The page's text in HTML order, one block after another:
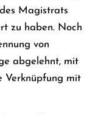
Magistrats
zu haben. Noch
von
abgelehnt, mit
Verknüpfung mit